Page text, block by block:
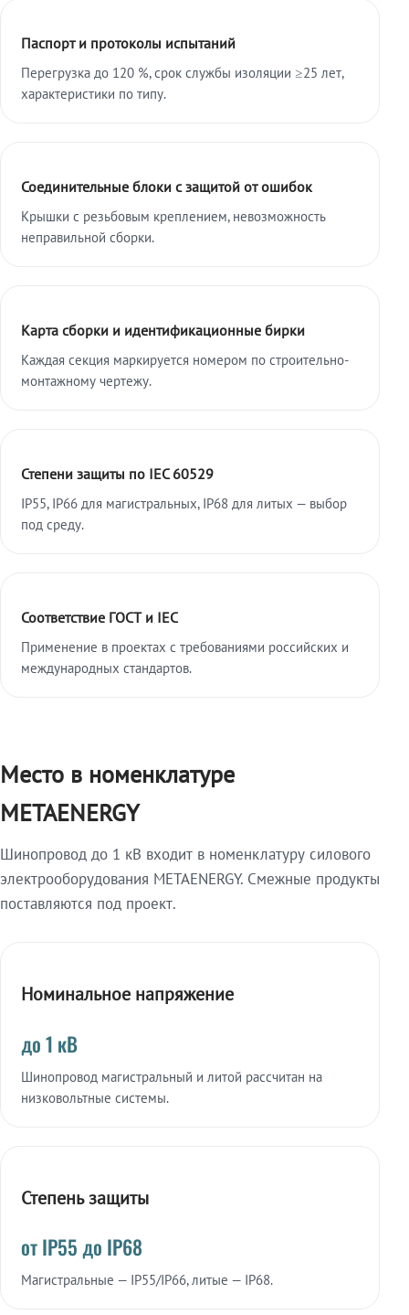
Паспорт и протоколы испытаний
Перегрузка до 120 %, срок службы изоляции ≥25 лет,
характеристики по типу.
Соединительные блоки с защитой от ошибок
Крышки с резьбовым креплением, невозможность
неправильной сборки.
Карта сборки и идентификационные бирки
Каждая секция маркируется номером по строительно-
монтажному чертежу.
Степени защиты по IEC 60529
IP55, IP66 для магистральных, IP68 для литых — выбор
под среду.
Соответствие ГОСТ и IEC
Применение в проектах с требованиями российских и
международных стандартов.
Место в номенклатуре
METAENERGY
Шинопровод до 1 кВ входит в номенклатуру силового
электрооборудования METAENERGY. Смежные продукты
поставляются под проект.
Номинальное напряжение
до 1 кВ
Шинопровод магистральный и литой рассчитан на
низковольтные системы.
Степень защиты
от IP55 до IP68
Магистральные — IP55/IP66, литые — IP68.